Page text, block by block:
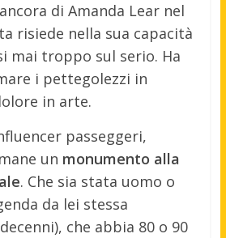
di Amanda Lear nel
risiede nella sua capacità
mai troppo sul serio. Ha
i pettegolezzi in
in arte.
passeggeri,
un monumento alla
. Che sia stata uomo o
da lei stessa
che abbia 80 o 90